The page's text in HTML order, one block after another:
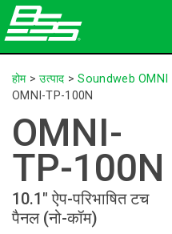
उत्पाद
कहां खरीदें
प्रशिक्षण
होम>उत्पाद >Soundweb OMNI
OMNI-TP-100N
OMNI-
TP-100N
10.1" ऐप-परिभाषित टच
पैनल (नो-कॉम)